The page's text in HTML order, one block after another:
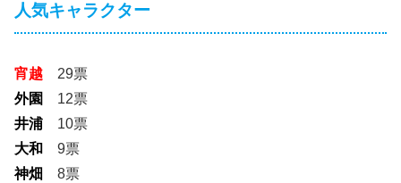
人気キャラクター
宵越 29票
外園
12票
井浦 10票
大和
9票
神畑
8票